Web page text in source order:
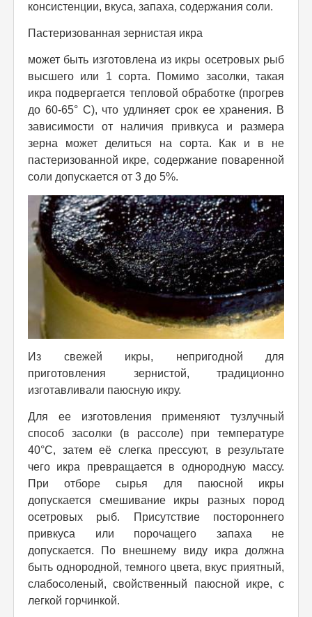
консистенции, вкуса, запаха, содержания соли.
Пастеризованная зернистая икра
может быть изготовлена из икры осетровых рыб
высшего или 1 сорта. Помимо засолки, такая
икра подвергается тепловой обработке (прогрев
до 60-65° С), что удлиняет срок ее хранения. В
зависимости от наличия привкуса и размера
зерна может делиться на сорта. Как и в не
пастеризованной икре, содержание поваренной
соли допускается от 3 до 5%.
Из свежей икры, непригодной для
приготовления зернистой, традиционно
изготавливали паюсную икру.
Для ее изготовления применяют тузлучный
способ засолки (в рассоле) при температуре
40°С, затем её слегка прессуют, в результате
чего икра превращается в однородную массу.
При отборе сырья для паюсной икры
допускается смешивание икры разных пород
осетровых рыб. Присутствие постороннего
привкуса или порочащего запаха не
допускается. По внешнему виду икра должна
быть однородной, темного цвета, вкус приятный,
слабосоленый, свойственный паюсной икре, с
легкой горчинкой.